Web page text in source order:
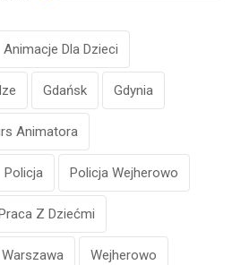
Animacje Dla Dzieci
Gdańsk Gdynia
Animatora
Policja Policja Wejherowo
Praca Z Dziećmi
Warszawa Wejherowo